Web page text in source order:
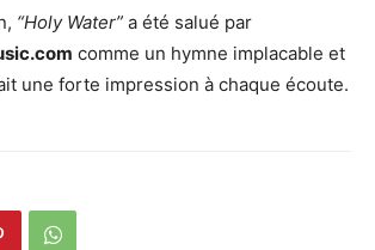
“Holy Water”a été salué par
comme un hymne implacable et
une forte impression à chaque écoute.